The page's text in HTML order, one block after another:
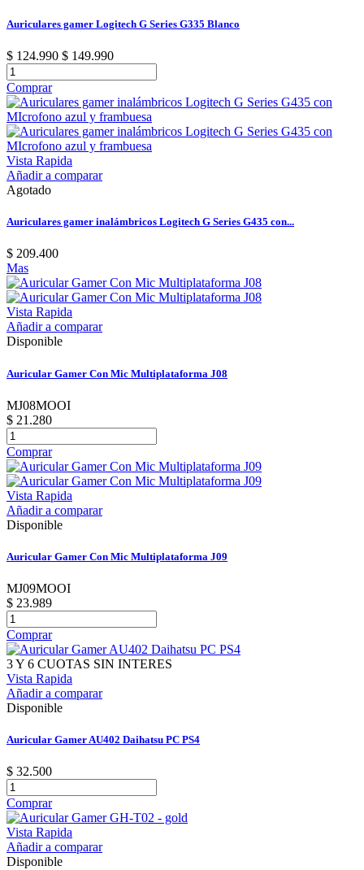
Auriculares gamer Logitech G Series G335 Blanco
$ 124.990 $ 149.990
Comprar
Vista Rapida
Añadir a comparar
Agotado
Auriculares gamer inalámbricos Logitech G Series G435 con...
$ 209.400
Mas
Vista Rapida
Añadir a comparar
Disponible
Auricular Gamer Con Mic Multiplataforma J08
MJ08MOOI
$ 21.280
Comprar
Vista Rapida
Añadir a comparar
Disponible
Auricular Gamer Con Mic Multiplataforma J09
MJ09MOOI
$ 23.989
Comprar
3 Y 6 CUOTAS SIN INTERES
Vista Rapida
Añadir a comparar
Disponible
Auricular Gamer AU402 Daihatsu PC PS4
$ 32.500
Comprar
Vista Rapida
Añadir a comparar
Disponible